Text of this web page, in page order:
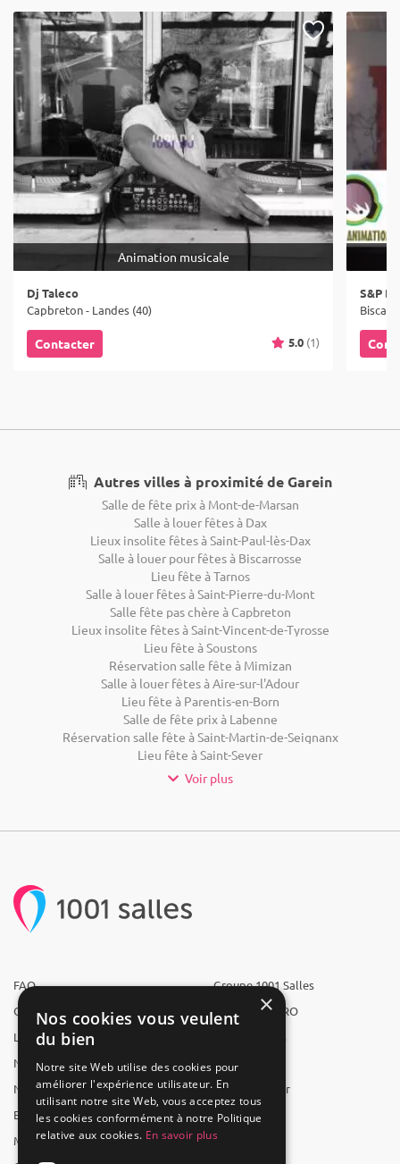
Animation musicale
Dj Taleco
Capbreton - Landes (40)
Contacter 5.0 (1)
S&P
Autres villes à proximité de Garein
Salle de fête prix à Mont-de-Marsan
Salle à louer fêtes à Dax
Lieux insolite fêtes à Saint-Paul-lès-Dax
Salle à louer pour fêtes à Biscarrosse
Lieu fête à Tarnos
Salle à louer fêtes à Saint-Pierre-du-Mont
Salle fête pas chère à Capbreton
Lieux insolite fêtes à Saint-Vincent-de-Tyrosse
Lieu fête à Soustons
Réservation salle fête à Mimizan
Salle à louer fêtes à Aire-sur-l'Adour
Lieu fête à Parentis-en-Born
Salle de fête prix à Labenne
Réservation salle fête à Saint-Martin-de-Seignanx
Lieu fête à Saint-Sever
Voir plus
FAQ
Qui sommes-nous ?
L'équipe
Nous recrutons
Nos partenaires
Espace presse
Mentions légales
Groupe 1001 Salles
1001 Salles PRO
1001 Traiteurs
1001 Artistes
Reserverunbar
MP2
×
Nos cookies vous veulent
du bien
Notre site Web utilise des cookies pour
améliorer l'expérience utilisateur. En
utilisant notre site Web, vous acceptez tous
les cookies conformément à notre Politique
relative aux cookies. En savoir plus